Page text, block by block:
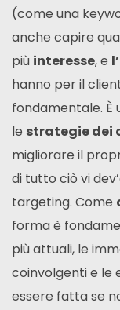
(come una
anche capire
più interesse, e
hanno per il
fondamentale. È
le strategie dei
migliorare il
di tutto ciò vi
targeting. Come
forma è
più attuali, le
coinvolgenti e le
essere fatta se